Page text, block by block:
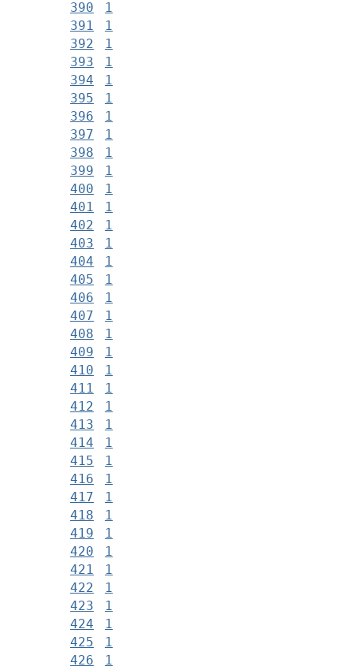
390
1
391
1
392
1
393
1
394
1
395
1
396
1
397
1
398
1
399
1
400
1
401
1
402
1
403
1
404
1
405
1
406
1
407
1
408
1
409
1
410
1
411
1
412
1
413
1
414
1
415
1
416
1
417
1
418
1
419
1
420
1
421
1
422
1
423
1
424
1
425
1
426
1